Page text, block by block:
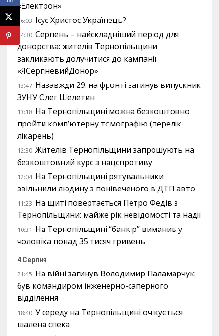
«Електрон»
16:03 Ісус Христос Українець?
14:30 Серпень – найскладніший період для
донорства: жителів Тернопільщини
закликають долучитися до кампанії
«ЯСерпневийДонор»
13:47 Назавжди 29: на фронті загинув випускник
ЗУНУ Олег Шелетин
13:18 На Тернопільщині можна безкоштовно
пройти комп’ютерну томографію (перелік
лікарень)
12:30 Жителів Тернопільщини запрошують на
безкоштовний курс з нацспротиву
12:04 На Тернопільщині рятувальники
звільнили людину з понівеченого в ДТП авто
11:23 На щиті повертається Петро Федів з
Тернопільщини: майже рік невідомості та надії
10:31 На Тернопільщині “банкір” виманив у
чоловіка понад 35 тисяч гривень
4 Серпня
21:45 На війні загинув Володимир Паламарчук:
був командиром інженерно-саперного
відділення
18:40 У середу на Тернопільщині очікується
шалена спека